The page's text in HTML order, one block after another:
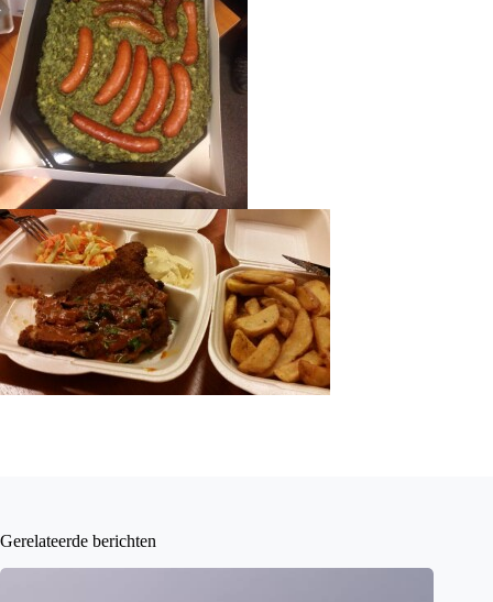
Gerelateerde berichten